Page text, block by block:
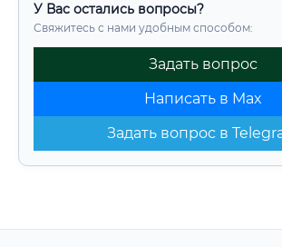
У Вас остались вопросы?
Свяжитесь с нами удобным способом:
Задать вопрос
Написать в Max
Задать вопрос в